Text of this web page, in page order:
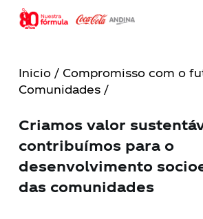
Skip
80 años
Nossa companhia
Compromisso com o
Inicio/ Compromisso com o
Comunidades /
Criamos valor
contribuímos para o
desenvolvimento
das comunidades